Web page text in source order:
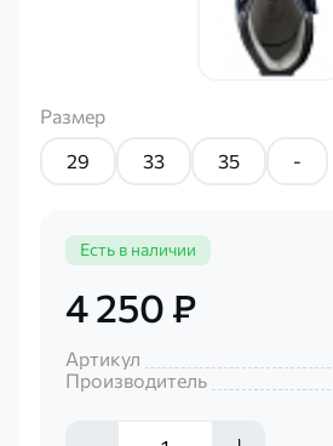
Размер
29
33 35 -
Есть в наличии
4 250 ₽
Артикул
Производитель